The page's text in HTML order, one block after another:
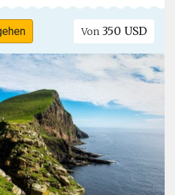
Von 350 USD